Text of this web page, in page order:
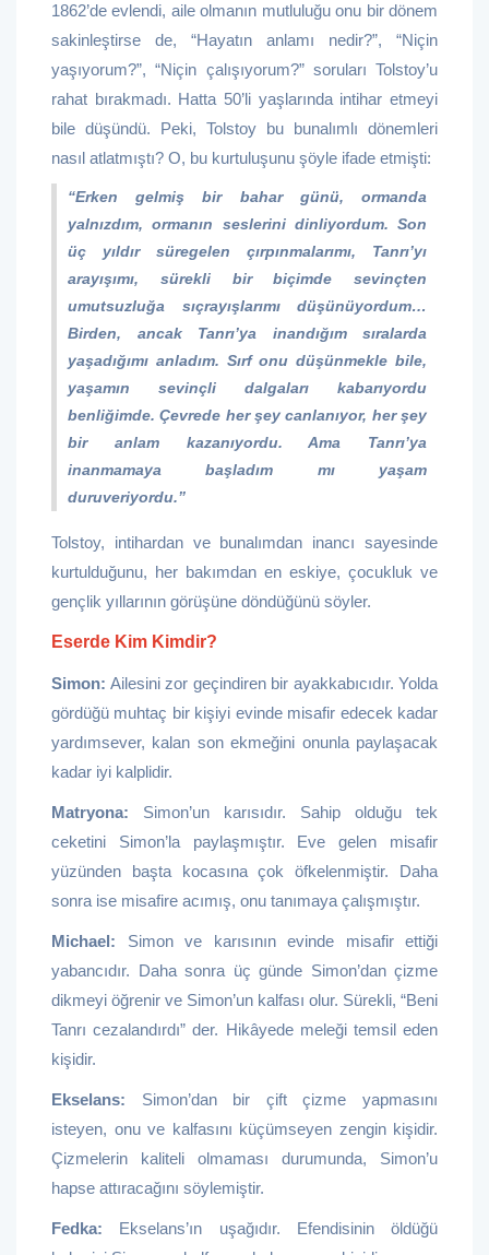
1862’de evlendi, aile olmanın mutluluğu onu bir dönem
sakinleştirse de, “Hayatın anlamı nedir?”, “Niçin
yaşıyorum?”, “Niçin çalışıyorum?” soruları Tolstoy’u
rahat bırakmadı. Hatta 50’li yaşlarında intihar etmeyi
bile düşündü. Peki, Tolstoy bu bunalımlı dönemleri
nasıl atlatmıştı? O, bu kurtuluşunu şöyle ifade etmişti:
“Erken gelmiş bir bahar günü, ormanda
yalnızdım, ormanın seslerini dinliyordum. Son
üç yıldır süregelen çırpınmalarımı, Tanrı’yı
arayışımı, sürekli bir biçimde sevinçten
umutsuzluğa sıçrayışlarımı düşünüyordum…
Birden, ancak Tanrı’ya inandığım sıralarda
yaşadığımı anladım. Sırf onu düşünmekle bile,
yaşamın sevinçli dalgaları kabarıyordu
benliğimde. Çevrede her şey canlanıyor, her şey
bir anlam kazanıyordu. Ama Tanrı’ya
inanmamaya başladım mı yaşam
duruveriyordu.”
Tolstoy, intihardan ve bunalımdan inancı sayesinde
kurtulduğunu, her bakımdan en eskiye, çocukluk ve
gençlik yıllarının görüşüne döndüğünü söyler.
Eserde Kim Kimdir?
Simon: Ailesini zor geçindiren bir ayakkabıcıdır. Yolda
gördüğü muhtaç bir kişiyi evinde misafir edecek kadar
yardımsever, kalan son ekmeğini onunla paylaşacak
kadar iyi kalplidir.
Matryona: Simon’un karısıdır. Sahip olduğu tek
ceketini Simon’la paylaşmıştır. Eve gelen misafir
yüzünden başta kocasına çok öfkelenmiştir. Daha
sonra ise misafire acımış, onu tanımaya çalışmıştır.
Michael: Simon ve karısının evinde misafir ettiği
yabancıdır. Daha sonra üç günde Simon’dan çizme
dikmeyi öğrenir ve Simon’un kalfası olur. Sürekli, “Beni
Tanrı cezalandırdı” der. Hikâyede meleği temsil eden
kişidir.
Ekselans: Simon’dan bir çift çizme yapmasını
isteyen, onu ve kalfasını küçümseyen zengin kişidir.
Çizmelerin kaliteli olmaması durumunda, Simon’u
hapse attıracağını söylemiştir.
Fedka: Ekselans’ın uşağıdır. Efendisinin öldüğü